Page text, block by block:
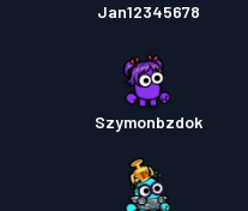
Jan12345678
Szymonbzdok